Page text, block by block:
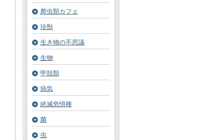
爬虫類カフェ
珍獣
生き物の不思議
生物
甲殻類
病気
絶滅危惧種
菌
虫